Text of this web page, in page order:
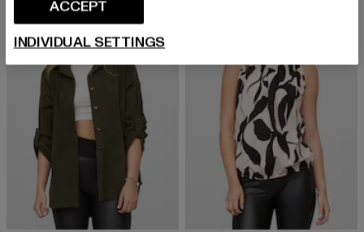
ACCEPT
INDIVIDUAL SETTINGS